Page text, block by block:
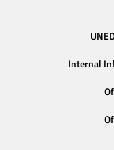
Internal